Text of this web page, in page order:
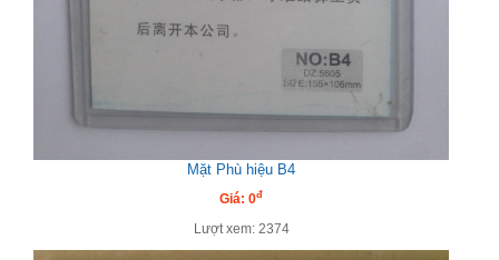
Mặt Phù hiệu B4
Giá: 0đ
Lượt xem: 2374